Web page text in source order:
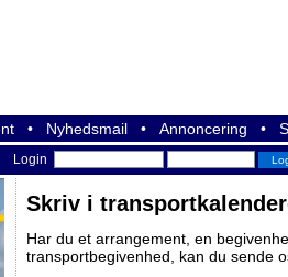
• Nyhedsmail • Annoncering •
Login
Skriv i
Har du et arrangement, en
transportbegivenhed, kan du sende